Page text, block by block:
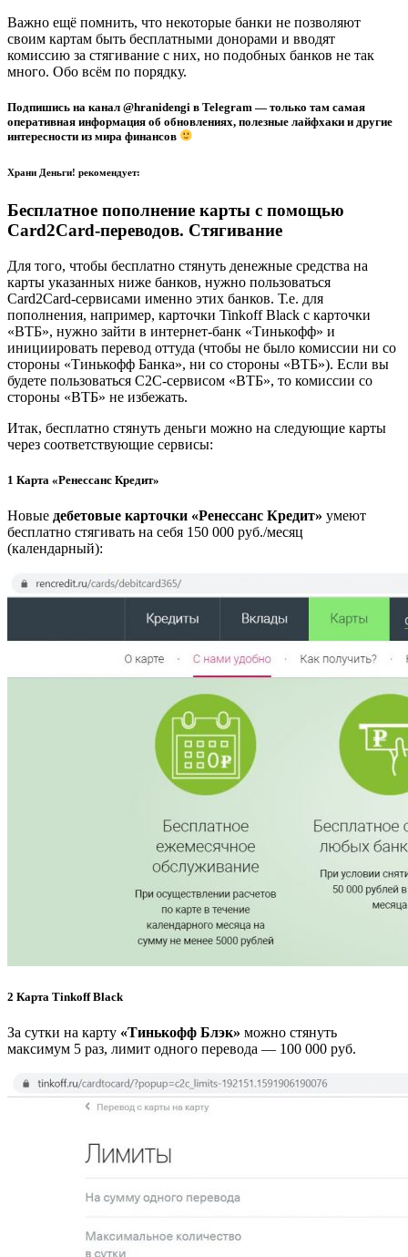
Важно ещё помнить, что некоторые банки не позволяют
своим картам быть бесплатными донорами и вводят
комиссию за стягивание с них, но подобных банков не так
много. Обо всём по порядку.
Подпишись на канал @hranidengi в Telegram — только там самая
оперативная информация об обновлениях, полезные лайфхаки и другие
интересности из мира финансов
Храни Деньги! рекомендует:
Бесплатное пополнение карты с помощью
Сard2Сard-переводов. Стягивание
Для того, чтобы бесплатно стянуть денежные средства на
карты указанных ниже банков, нужно пользоваться
Card2Card-сервисами именно этих банков. Т.е. для
пополнения, например, карточки Tinkoff Black с карточки
«ВТБ», нужно зайти в интернет-банк «Тинькофф» и
инициировать перевод оттуда (чтобы не было комиссии ни со
стороны «Тинькофф Банка», ни со стороны «ВТБ»). Если вы
будете пользоваться С2С-сервисом «ВТБ», то комиссии со
стороны «ВТБ» не избежать.
Итак, бесплатно стянуть деньги можно на следующие карты
через соответствующие сервисы:
1 Карта «Ренессанс Кредит»
Новые дебетовые карточки «Ренессанс Кредит» умеют
бесплатно стягивать на себя 150 000 руб./месяц
(календарный):
2 Карта Tinkoff Black
За сутки на карту «Тинькофф Блэк» можно стянуть
максимум 5 раз, лимит одного перевода — 100 000 руб.